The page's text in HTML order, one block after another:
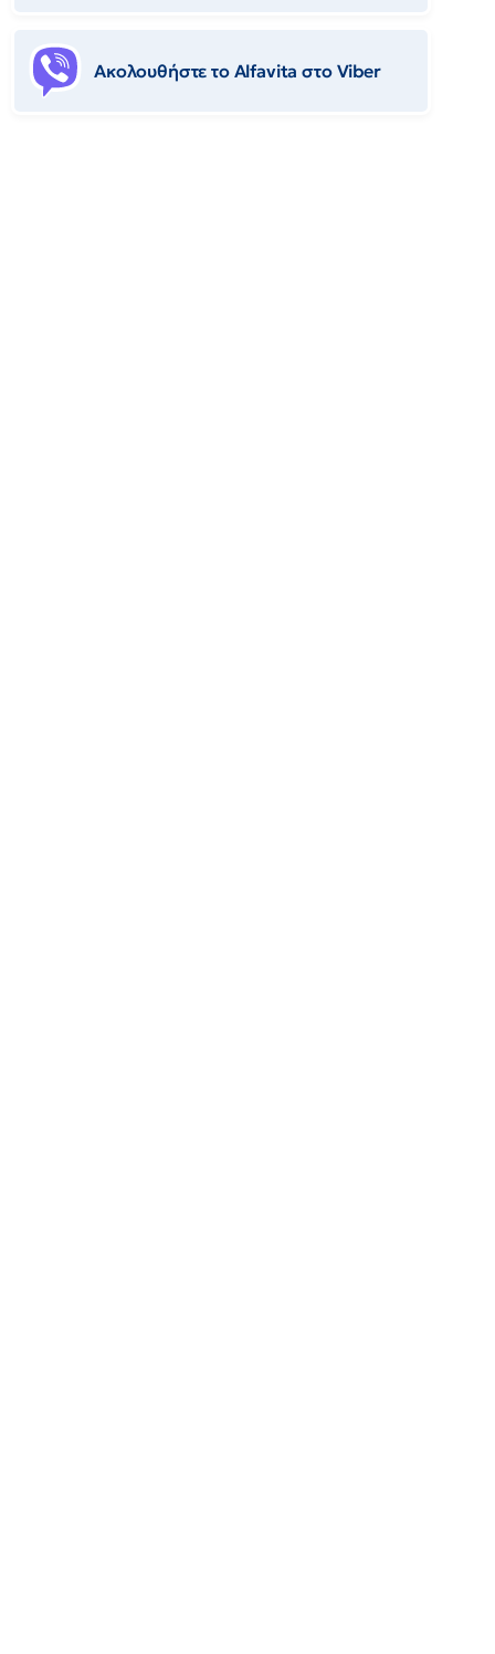
Ακολουθήστε το Αlfavita στο Viber